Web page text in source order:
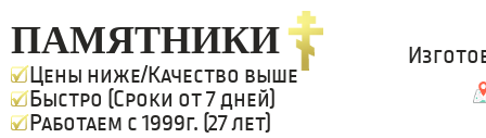
ПАМЯТНИКИ
Цены ниже/Качество выше
Быстро (Сроки от 7 дней)
Работаем с 1999г. (27 лет)